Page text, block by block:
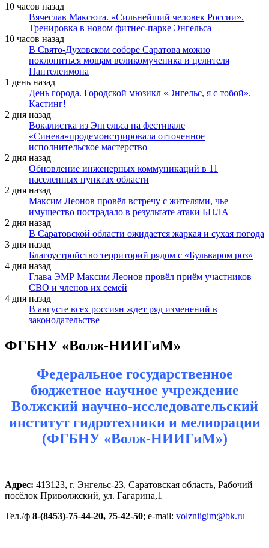
10 часов назад
Вячеслав Максюта. «Сильнейший человек России».
Тренировка в новом фитнес-парке Энгельса
10 часов назад
В Свято-Духовском соборе Саратова можно
поклониться мощам великомученика и целителя
Пантелеимона
1 день назад
День города. Городской мюзикл «Энгельс, я с тобой».
Кастинг!
2 дня назад
Вокалистка из Энгельса на фестивале
«Синева»продемонстрировала отточенное
исполнительское мастерство
2 дня назад
Обновление инженерных коммуникаций в 11
населенных пунктах области
2 дня назад
Максим Леонов провёл встречу с жителями, чье
имущество пострадало в результате атаки БПЛА
2 дня назад
В Саратовской области ожидается жаркая и сухая погода
3 дня назад
Благоустройство территорий рядом с «Бульваром роз»
4 дня назад
Глава ЭМР Максим Леонов провёл приём участников
СВО и членов их семей
4 дня назад
В августе всех россиян ждет ряд изменений в
законодательстве
ФГБНУ «Волж-НИИГиМ»
Федеральное государственное
бюджетное научное учреждение
Волжский научно-исследовательский
институт гидротехники и мелиорации
(ФГБНУ «Волж-НИИГиМ»)
Адрес: 413123, г. Энгельс-23, Саратовская область, Рабочий
посёлок Приволжский, ул. Гагарина,1
Тел./ф 8-(8453)-75-44-20, 75-42-50; e-mail: volzniigim@bk.ru